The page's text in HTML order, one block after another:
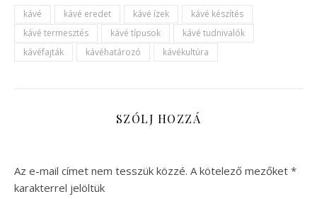
kávé kávé eredet kávé ízek
kávé készítés
kávé termesztés
kávé típusok
kávé tudnivalók
kávéfajták
kávéhatározó kávékultúra
SZÓLJ HOZZÁ
Az e-mail címet nem tesszük közzé. A kötelező mezőket *
karakterrel jelöltük